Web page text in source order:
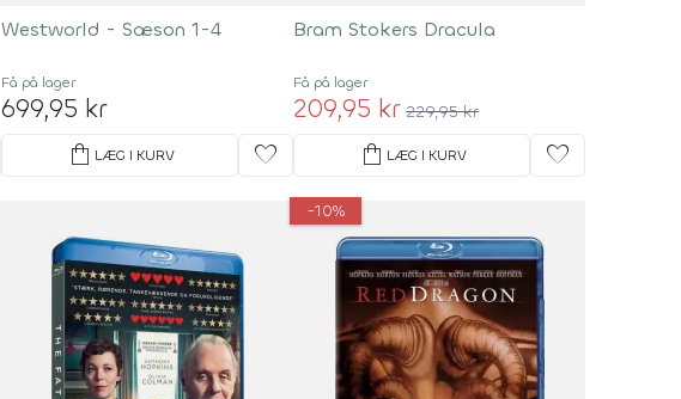
Westworld - Sæson 1-4
Få på lager
699,95 kr
shopping_bag LÆG I KURV favorite
Bram Stokers Dracula
Få på lager
209,95 kr 229,95 kr
shopping_bag LÆG I KURV favorite
-10%